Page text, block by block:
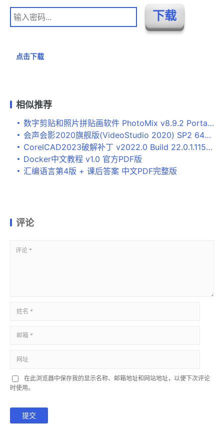
点击下载
相似推荐
数字剪贴和照片拼贴画软件 PhotoMix v8.9.2 Portable 单文件绿色版
会声会影2020旗舰版(VideoStudio 2020) SP2 64位 v23.3.0.646 中文直装激活版
CorelCAD2023破解补丁 v2022.0 Build 22.0.1.1153 附激活教程
Docker中文教程 v1.0 官方PDF版
汇编语言第4版 + 课后答案 中文PDF完整版
评论
在此浏览器中保存我的显示名称、邮箱地址和网站地址，以便下次评论
时使用。
提交